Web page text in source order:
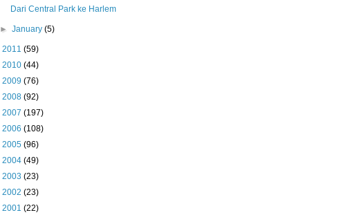
Dari Central Park ke Harlem
►January(5)
2011 (59)
2010 (44)
2009 (76)
2008 (92)
2007 (197)
2006 (108)
2005 (96)
2004 (49)
2003 (23)
2002 (23)
2001 (22)